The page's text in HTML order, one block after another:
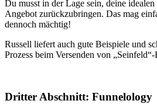
Du musst in der Lage sein, deine
Angebot zurückzubringen. Das mag
dennoch mächtig!
Russell liefert auch gute Beispiele und
Prozess beim Versenden von
Dritter Abschnitt: Funnelology